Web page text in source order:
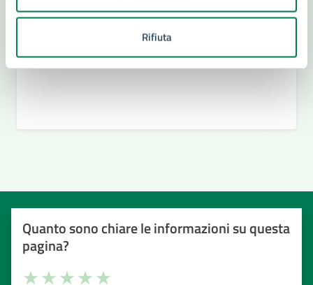
Rifiuta
Quanto sono chiare le informazioni su questa
pagina?
Valuta la chiarezza delle informazioni (da 1 a 5 stelle)
Seleziona il numero di stelle per valutare la chiarezza delle